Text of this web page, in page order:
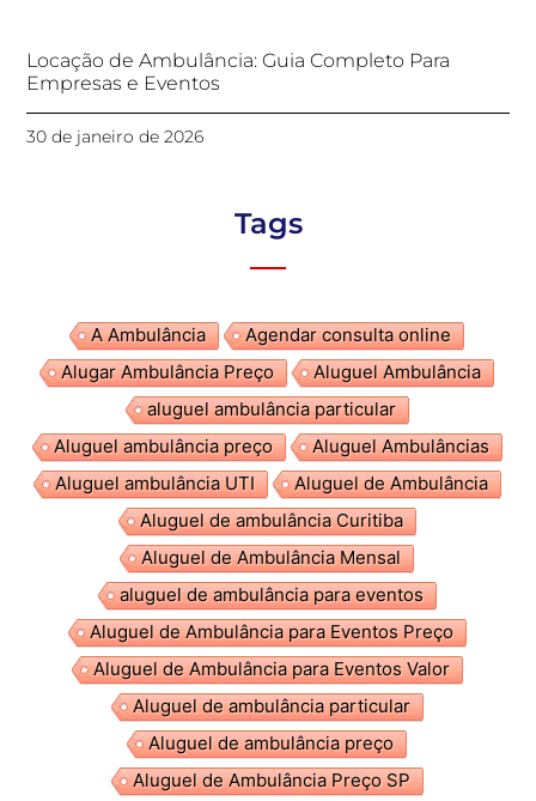
Locação de Ambulância: Guia Completo Para
Empresas e Eventos
30 de janeiro de 2026
Tags
A Ambulância
Agendar consulta online
Alugar Ambulância Preço
Aluguel Ambulância
aluguel ambulância particular
Aluguel ambulância preço
Aluguel Ambulâncias
Aluguel ambulância UTI
Aluguel de Ambulância
Aluguel de ambulância Curitiba
Aluguel de Ambulância Mensal
aluguel de ambulância para eventos
Aluguel de Ambulância para Eventos Preço
Aluguel de Ambulância para Eventos Valor
Aluguel de ambulância particular
Aluguel de ambulância preço
Aluguel de Ambulância Preço SP